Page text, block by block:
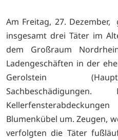
Am Freitag, 27. Dezember,
insgesamt drei Täter im
dem Großraum
Ladengeschäften in der
Gerolstein
Blumenkübel um. Zeugen,
verfolgten die Täter